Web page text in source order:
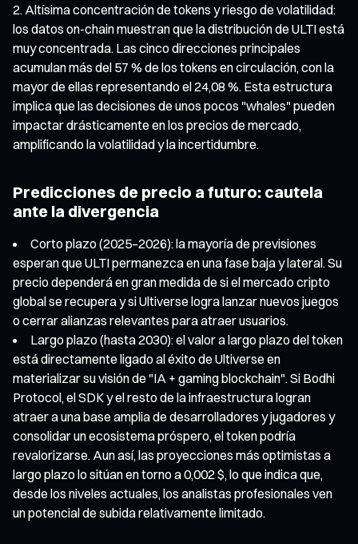
Altísima concentración de tokens y riesgo de volatilidad:
los datos on-chain muestran que la distribución de ULTI está
muy concentrada. Las cinco direcciones principales
acumulan más del 57 % de los tokens en circulación, con la
mayor de ellas representando el 24,08 %. Esta estructura
implica que las decisiones de unos pocos "whales" pueden
impactar drásticamente en los precios de mercado,
amplificando la volatilidad y la incertidumbre.
Predicciones de precio a futuro: cautela
ante la divergencia
Corto plazo (2025–2026): la mayoría de previsiones
esperan que ULTI permanezca en una fase baja y lateral. Su
precio dependerá en gran medida de si el mercado cripto
global se recupera y si Ultiverse logra lanzar nuevos juegos
o cerrar alianzas relevantes para atraer usuarios.
Largo plazo (hasta 2030): el valor a largo plazo del token
está directamente ligado al éxito de Ultiverse en
materializar su visión de "IA + gaming blockchain". Si Bodhi
Protocol, el SDK y el resto de la infraestructura logran
atraer a una base amplia de desarrolladores y jugadores y
consolidar un ecosistema próspero, el token podría
revalorizarse. Aun así, las proyecciones más optimistas a
largo plazo lo sitúan en torno a 0,002 $, lo que indica que,
desde los niveles actuales, los analistas profesionales ven
un potencial de subida relativamente limitado.